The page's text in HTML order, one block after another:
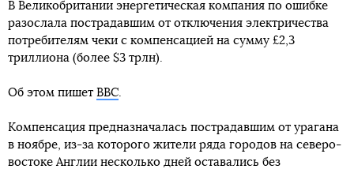
В Великобритании энергетическая компания по ошибке
разослала пострадавшим от отключения электричества
потребителям чеки с компенсацией на сумму £2,3
триллиона (более $3 трлн).
Об этом пишет BBC.
Компенсация предназначалась пострадавшим от урагана
в ноябре, из-за которого жители ряда городов на северо-
востоке Англии несколько дней оставались без